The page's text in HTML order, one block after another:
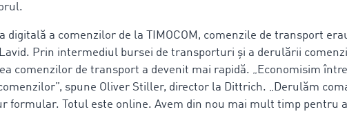
digitală a comenzilor de la TIMOCOM, comenzile de transport
Prin intermediul bursei de transporturi și a derulării
comenzilor de transport a devenit mai rapidă. „Economisim
spune Oliver Stiller, director la Dittrich. „Derulăm
formular. Totul este online. Avem din nou mai mult timp pentru